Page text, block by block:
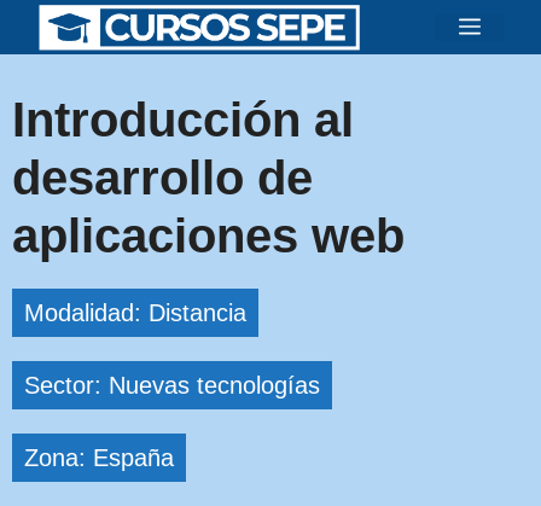
Saltar
Menú
Introducción al
desarrollo de
aplicaciones web
Modalidad: Distancia
Sector: Nuevas tecnologías
Zona: España